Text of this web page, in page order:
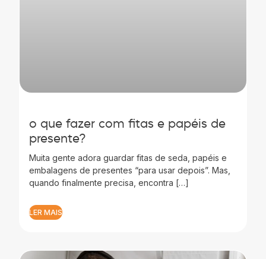
o que fazer com fitas e papéis de
presente?
Muita gente adora guardar fitas de seda, papéis e
embalagens de presentes “para usar depois”. Mas,
quando finalmente precisa, encontra […]
LER MAIS